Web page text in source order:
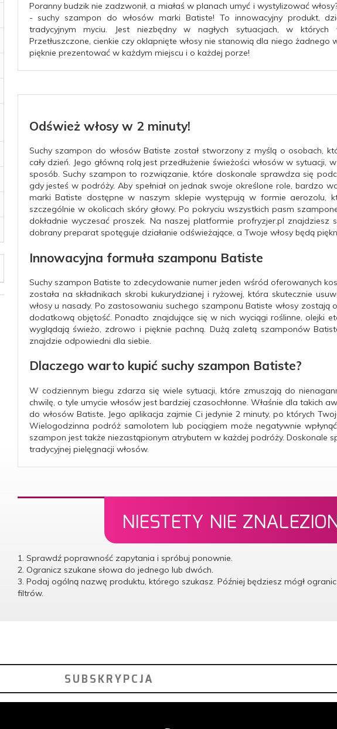
Poranny budzik nie zadzwonił, a miałaś w planach umyć i wystylizować
- suchy szampon do włosów marki Batiste! To innowacyjny produkt,
tradycyjnym myciu. Jest niezbędny w nagłych sytuacjach, w których
Przetłuszczone, cienkie czy oklapnięte włosy nie stanowią dla niego
pięknie prezentować w każdym miejscu i o każdej porze!
Odśwież włosy w 2 minuty!
Suchy szampon do włosów Batiste został stworzony z myślą o osobach,
cały dzień. Jego główną rolą jest przedłużenie świeżości włosów w
sposób. Suchy szampon to rozwiązanie, które doskonale sprawdza się
gdy jesteś w podróży. Aby spełniał on jednak swoje określone role, bardzo
marki Batiste dostępne w naszym sklepie występują w formie aerozolu,
szczególnie w okolicach skóry głowy. Po pokryciu wszystkich pasm
dokładnie wyczesać proszek. Na naszej platformie profryzjer.pl
dobrany preparat spotęguje działanie odświeżające, a Twoje włosy będą
Innowacyjna formuła szamponu Batiste
Suchy szampon Batiste to zdecydowanie numer jeden wśród oferowanych
została na składnikach skrobi kukurydzianej i ryżowej, która skutecznie
włosy u nasady. Po zastosowaniu suchego szamponu Batiste włosy
dodatkową objętość. Ponadto znajdujące się w nich wyciągi roślinne, olejki
wyglądają świeżo, zdrowo i pięknie pachną. Dużą zaletą szamponów
znajdzie odpowiedni dla siebie.
Dlaczego warto kupić suchy szampon Batiste?
W codziennym biegu zdarza się wiele sytuacji, które zmuszają do
chwilę, o tyle umycie włosów jest bardziej czasochłonne. Właśnie dla takich
do włosów Batiste. Jego aplikacja zajmie Ci jedynie 2 minuty, po których
Wielogodzinna podróż samolotem lub pociągiem może negatywnie
szampon jest także niezastąpionym atrybutem w każdej podróży. Doskonale
tradycyjnej pielęgnacji włosów.
NIESTETY NIE
1. Sprawdź poprawność zapytania i spróbuj ponownie.
2. Ogranicz szukane słowa do jednego lub dwóch.
3. Podaj ogólną nazwę produktu, którego szukasz. Później będziesz mógł
filtrów.